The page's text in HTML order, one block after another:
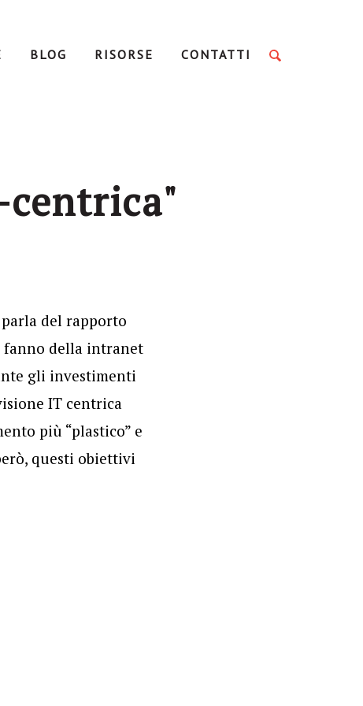
BLOG RISORSE CONTATTI
del rapporto
fanno della intranet
gli investimenti
IT centrica
più “plastico” e
questi obiettivi